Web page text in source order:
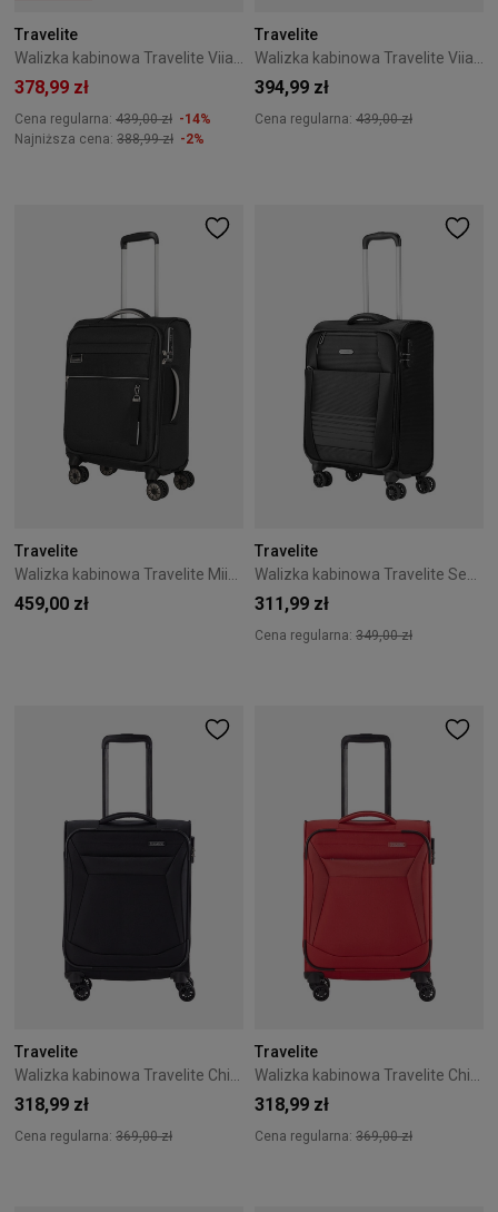
Travelite
378,99 zł
Cena regularna: 439,00 zł -14%
Najniższa cena: 388,99 zł -2%
Travelite
394,99 zł
Cena regularna: 439,00 zł
Travelite
459,00 zł
Travelite
311,99 zł
Cena regularna: 349,00 zł
Travelite
318,99 zł
Cena regularna: 369,00 zł
Travelite
318,99 zł
Cena regularna: 369,00 zł